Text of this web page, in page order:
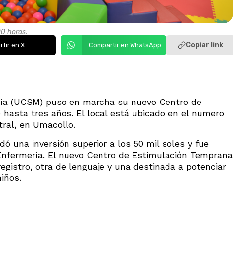
horas.
en X Compartir en WhatsApp Copiar link
(UCSM) puso en marcha su nuevo Centro de
tres años. El local está ubicado en el número
en Umacollo.
una inversión superior a los 50 mil soles y fue
El nuevo Centro de Estimulación Temprana
otra de lenguaje y una destinada a potenciar